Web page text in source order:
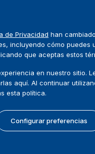
de Privacidad han
incluyendo cómo puedes
que aceptas estos
en nuestro sitio.
aquí. Al continuar
esta política.
Configurar preferencias